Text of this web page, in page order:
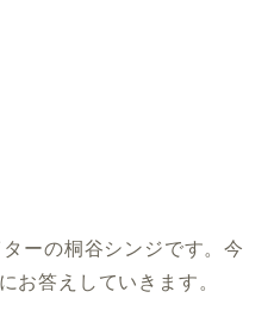
ーの桐谷シンジです。今
お答えしていきます。